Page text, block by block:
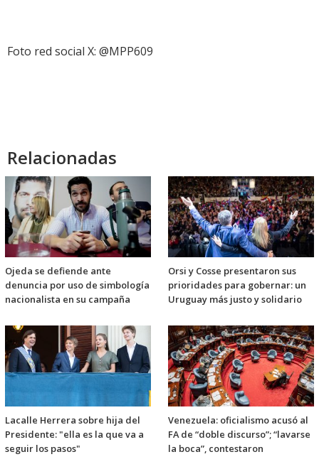
Foto red social X: @MPP609
Relacionadas
Ojeda se defiende ante
denuncia por uso de simbología
nacionalista en su campaña
Orsi y Cosse presentaron sus
prioridades para gobernar: un
Uruguay más justo y solidario
Lacalle Herrera sobre hija del
Presidente: "ella es la que va a
seguir los pasos"
Venezuela: oficialismo acusó al
FA de “doble discurso”; “lavarse
la boca”, contestaron